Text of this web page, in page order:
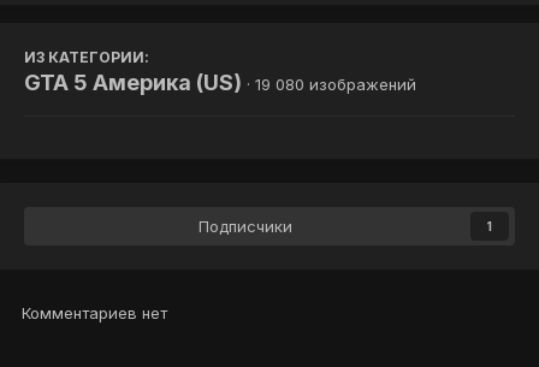
ИЗ КАТЕГОРИИ:
GTA 5 Америка (US) · 19 080 изображений
Подписчики 1
Комментариев нет